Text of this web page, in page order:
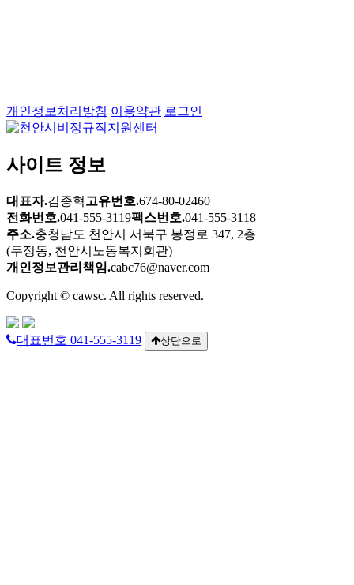
개인정보처리방침 이용약관 로그인
사이트 정보
대표자.김종혁고유번호.674-80-02460
전화번호.041-555-3119팩스번호.041-555-3118
주소.충청남도 천안시 서북구 봉정로 347, 2층
(두정동, 천안시노동복지회관)
개인정보관리책임.cabc76@naver.com
Copyright © cawsc. All rights reserved.
대표번호 041-555-3119 상단으로